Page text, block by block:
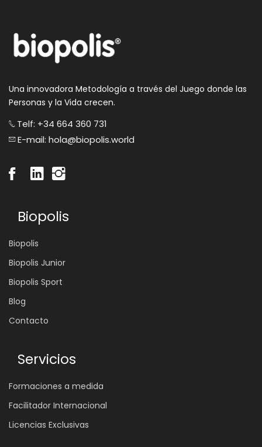
Una innovadora Metodología a través del Juego donde las
Personas y la Vida crecen.
Telf: +34 664 360 731
E-mail: hola@biopolis.world
Biopolis
Biopolis
Biopolis Junior
Biopolis Sport
Blog
Contacto
Servicios
Formaciones a medida
Facilitador Internacional
Licencias Exclusivas